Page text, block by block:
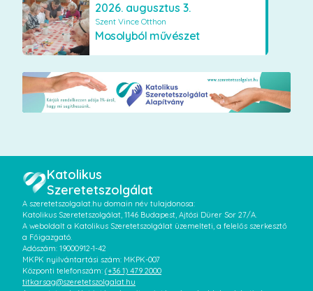
2026. augusztus 3.
Szent Vince Otthon
Mosolyból művészet
Katolikus
Szeretetszolgálat
A szeretetszolgalat.hu domain név tulajdonosa:
Katolikus Szeretetszolgálat, 1146 Budapest, Ajtósi Dürer Sor 27/A.
A weboldalt a Katolikus Szeretetszolgálat üzemelteti, a felelős szerkesztő
a Főigazgató.
Adószám: 19000912-1-42
MKPK nyilvántartási szám: MKPK-007
Központi telefonszám: (+36 1) 479 2000
titkarsag@szeretetszolgalat.hu